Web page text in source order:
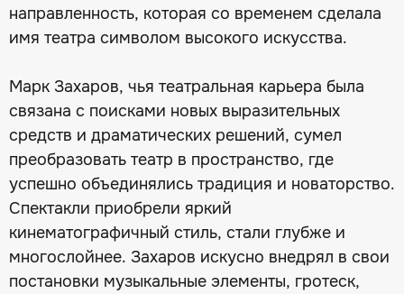
направленность, которая со временем сделала
имя театра символом высокого искусства.
Марк Захаров, чья театральная карьера была
связана с поисками новых выразительных
средств и драматических решений, сумел
преобразовать театр в пространство, где
успешно объединялись традиция и новаторство.
Спектакли приобрели яркий
кинематографичный стиль, стали глубже и
многослойнее. Захаров искусно внедрял в свои
постановки музыкальные элементы, гротеск,